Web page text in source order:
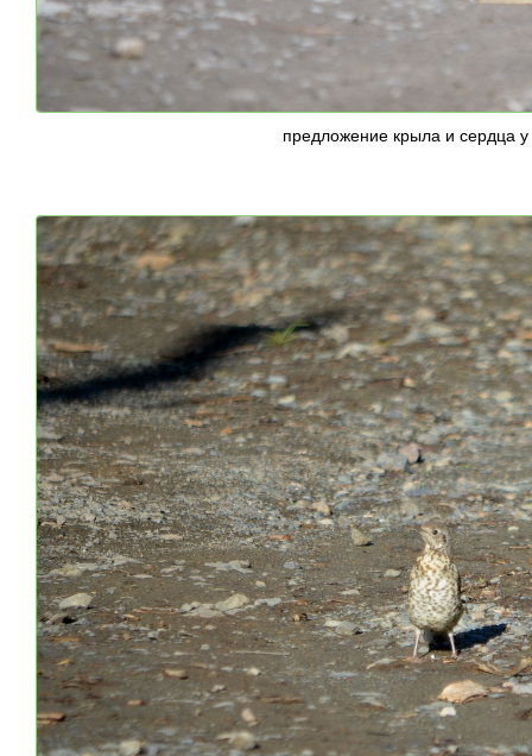
предложение крыла и сердца у